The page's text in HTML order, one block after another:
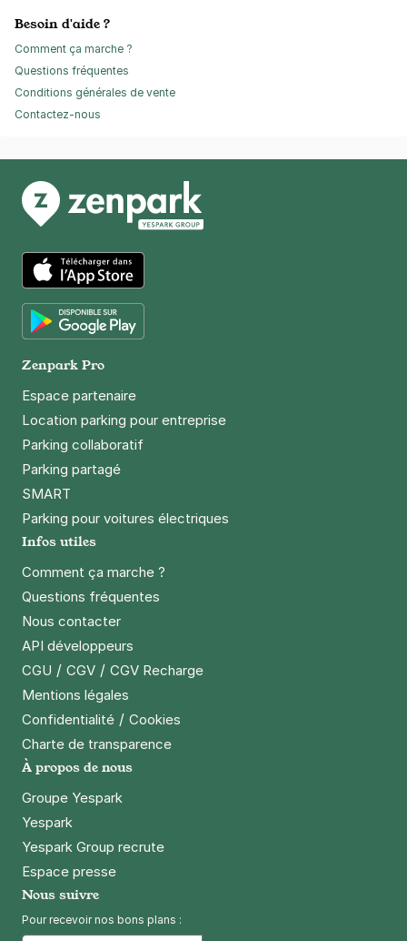
Besoin d'aide ?
Comment ça marche ?
Questions fréquentes
Conditions générales de vente
Contactez-nous
App Store
Zenpark Pro
Espace partenaire
Location parking pour entreprise
Parking collaboratif
Parking partagé
SMART
Parking pour voitures électriques
Infos utiles
Comment ça marche ?
Questions fréquentes
Nous contacter
API développeurs
CGU / CGV / CGV Recharge
Mentions légales
Confidentialité / Cookies
Charte de transparence
À propos de nous
Groupe Yespark
Yespark
Yespark Group recrute
Espace presse
Nous suivre
Pour recevoir nos bons plans :